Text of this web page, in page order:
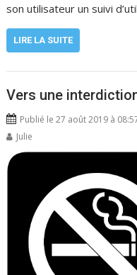
son utilisateur un suivi
LIRE LA SUITE
Vers une
Publié le 27 août 2019 à
Julie